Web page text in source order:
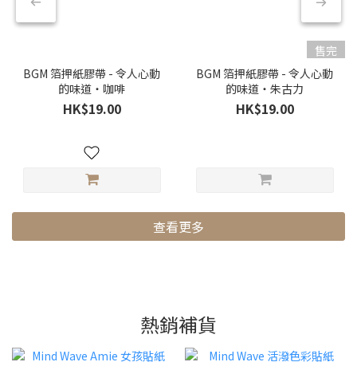
BGM 箔押紙膠帶 - 令人心動
的味道・咖啡
HK$19.00
售完
BGM 箔押紙膠帶 - 令人心動
的味道・朱古力
HK$19.00
查看更多
熱銷補貨